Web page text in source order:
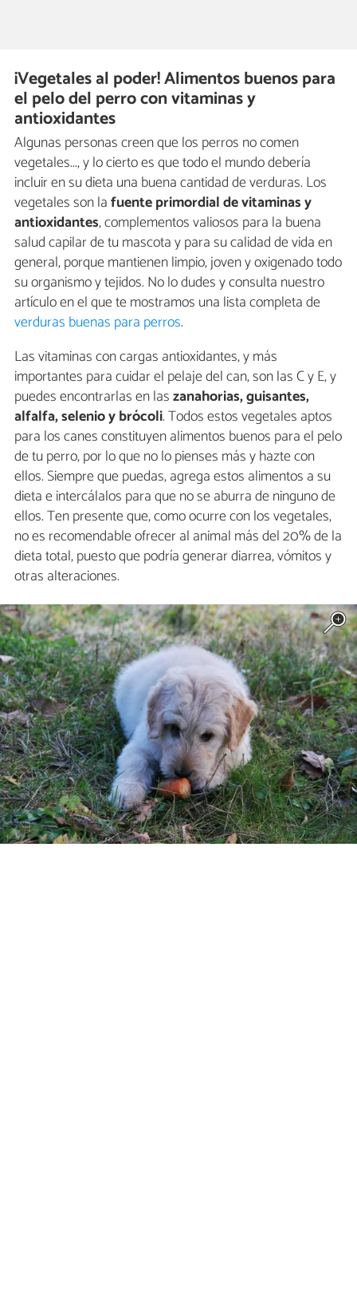
¡Vegetales al poder! Alimentos buenos para
el pelo del perro con vitaminas y
antioxidantes
Algunas personas creen que los perros no comen
vegetales..., y lo cierto es que todo el mundo debería
incluir en su dieta una buena cantidad de verduras. Los
vegetales son lafuente primordial de vitaminas y
antioxidantes, complementos valiosos para la buena
salud capilar de tu mascota y para su calidad de vida en
general, porque mantienen limpio, joven y oxigenado todo
su organismo y tejidos. No lo dudes y consulta nuestro
artículo en el que te mostramos una lista completa de
verduras buenas para perros.
Las vitaminas con cargas antioxidantes, y más
importantes para cuidar el pelaje del can, son las C y E, y
puedes encontrarlas en laszanahorias, guisantes,
alfalfa, selenio y brócoli. Todos estos vegetales aptos
para los canes constituyen alimentos buenos para el pelo
de tu perro, por lo que no lo pienses más y hazte con
ellos. Siempre que puedas, agrega estos alimentos a su
dieta e intercálalos para que no se aburra de ninguno de
ellos. Ten presente que, como ocurre con los vegetales,
no es recomendable ofrecer al animal más del 20% de la
dieta total, puesto que podría generar diarrea, vómitos y
otras alteraciones.